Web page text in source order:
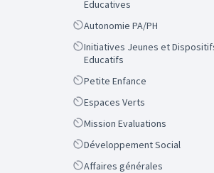
Educatives
ScopeAutonomie PA/PH
Scope
Initiatives Jeunes et Dispositifs
Educatifs
ScopePetite Enfance
ScopeEspaces Verts
ScopeMission Evaluations
ScopeDéveloppement Social
ScopeAffaires générales